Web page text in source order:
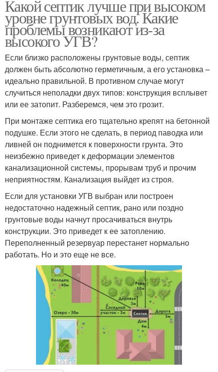
Какой септик лучше при высоком
уровне грунтовых вод. Какие
проблемы возникают из-за
высокого УГВ?
Если близко расположены грунтовые воды, септик
должен быть абсолютно герметичным, а его установка –
идеально правильной. В противном случае могут
случиться неполадки двух типов: конструкция всплывет
или ее затопит. Разберемся, чем это грозит.
При монтаже септика его тщательно крепят на бетонной
подушке. Если этого не сделать, в период паводка или
ливней он поднимется к поверхности грунта. Это
неизбежно приведет к деформации элементов
канализационной системы, прорывам труб и прочим
неприятностям. Канализация выйдет из строя.
Если для установки УГВ выбран или построен
недостаточно надежный септик, рано или поздно
грунтовые воды начнут просачиваться внутрь
конструкции. Это приведет к ее затоплению.
Переполненный резервуар перестанет нормально
работать. Но и это еще не все.